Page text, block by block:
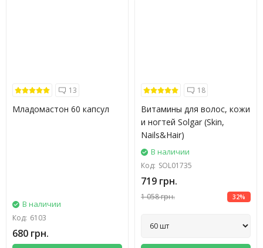
13
Младомастон 60 капсул
В наличии
Код: 6103
680 грн.
18
Витамины для волос, кожи
и ногтей Solgar (Skin,
Nails&Hair)
В наличии
Код: SOL01735
719 грн.
1 058 грн. 32%